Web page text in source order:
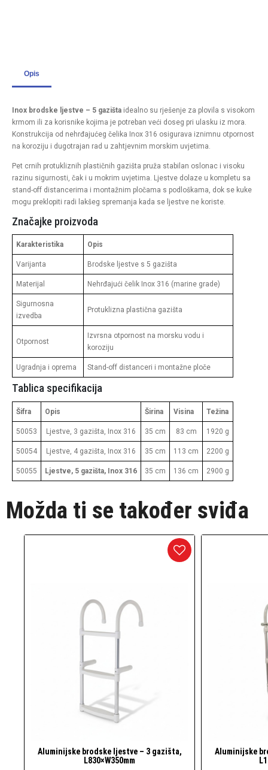
Opis
Inox brodske ljestve – 5 gazišta idealno su rješenje za plovila s visokom
krmom ili za korisnike kojima je potreban veći doseg pri ulasku iz mora.
Konstrukcija od nehrđajućeg čelika Inox 316 osigurava iznimnu otpornost
na koroziju i dugotrajan rad u zahtjevnim morskim uvjetima.
Pet crnih protukliznih plastičnih gazišta pruža stabilan oslonac i visoku
razinu sigurnosti, čak i u mokrim uvjetima. Ljestve dolaze u kompletu sa
stand-off distancerima i montažnim pločama s podloškama, dok se kuke
mogu preklopiti radi lakšeg spremanja kada se ljestve ne koriste.
Značajke proizvoda
Karakteristika Opis
Varijanta Brodske ljestve s 5 gazišta
Materijal Nehrđajući čelik Inox 316 (marine grade)
Sigurnosna
izvedba
Protuklizna plastična gazišta
Otpornost
Izvrsna otpornost na morsku vodu i
koroziju
Ugradnja i oprema Stand-off distanceri i montažne ploče
Tablica specifikacija
Šifra Opis Širina Visina Težina
50053 Ljestve, 3 gazišta, Inox 316 35 cm 83 cm 1920 g
50054 Ljestve, 4 gazišta, Inox 316 35 cm 113 cm 2200 g
50055 Ljestve, 5 gazišta, Inox 316 35 cm 136 cm 2900 g
Možda ti se također sviđa
Brzi pogled
Aluminijske brodske ljestve – 3 gazišta,
L830×W350mm
Aluminijske